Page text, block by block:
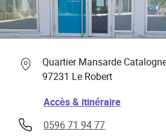
Professionnels de santé
Quartier Mansarde
97231 Le Robert
Link Opens in New Tab
Accès & itinéraireLink
phone
0596 71 94 77